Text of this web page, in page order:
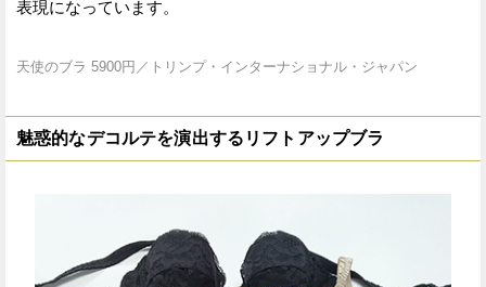
表現になっています。
天使のブラ 5900円／トリンプ・インターナショナル・ジャパン
魅惑的なデコルテを演出するリフトアップブラ